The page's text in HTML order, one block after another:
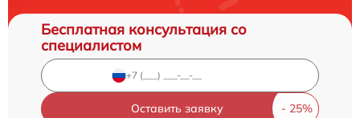
Бесплатная консультация со
специалистом
Оставить заявку